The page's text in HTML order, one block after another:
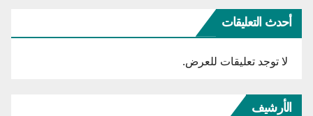
أحدث التعليقات
لا توجد تعليقات للعرض.
الأرشيف